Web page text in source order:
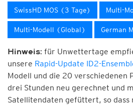
SwissHD MOS (3 Tage) Multi-
Multi-Modell (Global) German
Hinweis: für Unwettertage
unsere Rapid-Update ID2-
Modell und die 20 verschiedenen
drei Stunden neu gerechnet und
Satellitendaten gefüttert, so dass